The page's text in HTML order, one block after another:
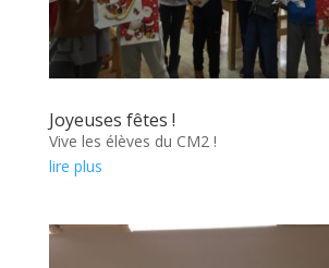
Joyeuses fêtes !
Vive les élèves du CM2 !
lire plus